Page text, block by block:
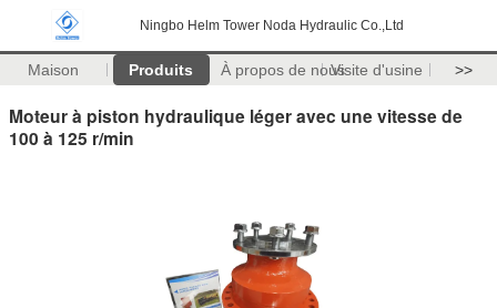
Ningbo Helm Tower Noda Hydraulic Co.,Ltd
Maison Produits À propos de nousVisite d'usine >>
Moteur à piston hydraulique léger avec une vitesse de
100 à 125 r/min